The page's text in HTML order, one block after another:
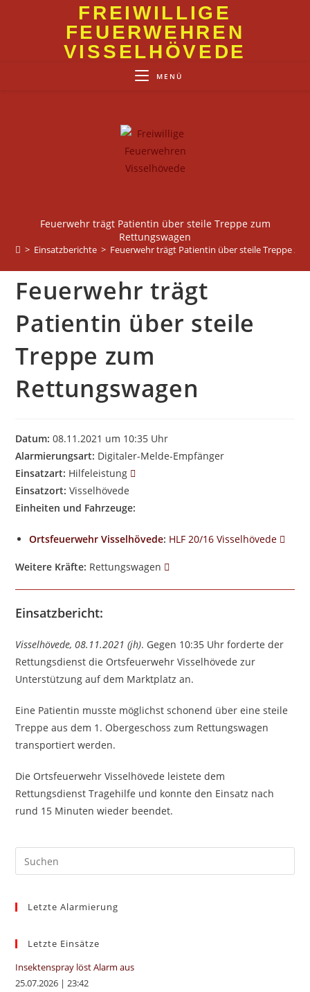
FREIWILLIGE
FEUERWEHREN
VISSELHÖVEDE
MENÜ
Feuerwehr trägt Patientin über steile Treppe zum
Rettungswagen
> Einsatzberichte > Feuerwehr trägt Patientin über steile Treppe
Feuerwehr trägt
Patientin über steile
Treppe zum
Rettungswagen
Datum: 08.11.2021 um 10:35 Uhr
Alarmierungsart: Digitaler-Melde-Empfänger
Einsatzart: Hilfeleistung
Einsatzort: Visselhövede
Einheiten und Fahrzeuge:
Ortsfeuerwehr Visselhövede: HLF 20/16 Visselhövede
Weitere Kräfte: Rettungswagen
Einsatzbericht:
Visselhövede, 08.11.2021 (jh). Gegen 10:35 Uhr forderte der
Rettungsdienst die Ortsfeuerwehr Visselhövede zur
Unterstützung auf dem Marktplatz an.
Eine Patientin musste möglichst schonend über eine steile
Treppe aus dem 1. Obergeschoss zum Rettungswagen
transportiert werden.
Die Ortsfeuerwehr Visselhövede leistete dem
Rettungsdienst Tragehilfe und konnte den Einsatz nach
rund 15 Minuten wieder beendet.
Letzte Alarmierung
Letzte Einsätze
Insektenspray löst Alarm aus
25.07.2026 |23:42